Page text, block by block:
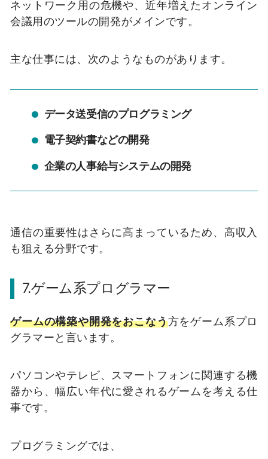
ネットワーク用の危機や、近年増えたオンライン
会議用のツールの開発がメインです。
主な仕事には、次のようなものがあります。
データ送受信のプログラミング
電子契約書などの開発
企業の人事給与システムの開発
通信の重要性はさらに高まっているため、高収入
も狙える分野です。
7.ゲーム系プログラマー
ゲームの構築や開発をおこなう方をゲーム系プロ
グラマーと言います。
パソコンやテレビ、スマートフォンに関連する機
器から、幅広い年代に愛されるゲームを考える仕
事です。
プログラミングでは、